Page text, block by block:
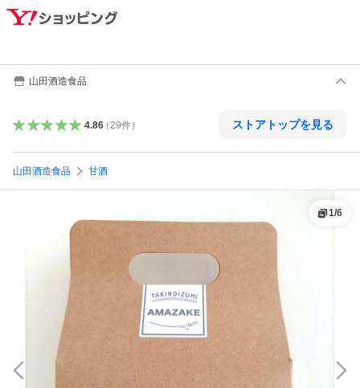
山田酒造食品
4.86（ 29件） ストアトップを見る
山田酒造食品 甘酒
1/6